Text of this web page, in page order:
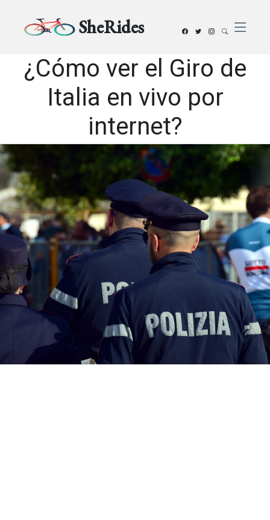
SheRides
¿Cómo ver el Giro de
Italia en vivo por
internet?